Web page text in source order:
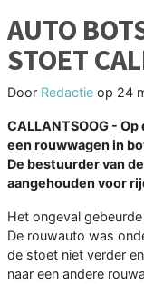
AUTO
STOET
Door Redactie op 24
CALLANTSOOG -
een rouwwagen in
De bestuurder van
aangehouden voor
Het ongeval
De rouwauto was
de stoet niet verder
naar een andere